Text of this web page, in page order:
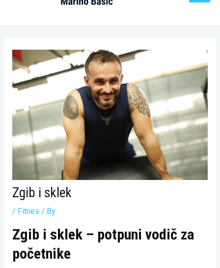
Zgib i sklek
/ Fitnes / By
Zgib i sklek – potpuni vodič za
početnike